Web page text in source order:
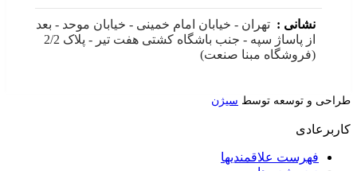
نشانی : تهران - خیابان امام خمینی - خیابان موحد - بعد
از پاساژ سپه - جنب باشگاه کشتی هفت تیر - پلاک 2/2
(فروشگاه مبنا صنعت)
طراحی و توسعه توسط سیژن
کاربرعادی
فهرست علاقمندیها